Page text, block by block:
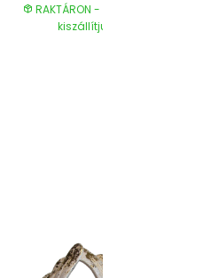
RAKTÁRON - azonnal
kiszállítjuk